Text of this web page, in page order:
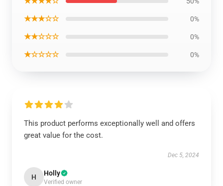
★★★☆☆ 0%
★★☆☆☆ 0%
★☆☆☆☆ 0%
This product performs exceptionally well and offers
great value for the cost.
Dec 5, 2024
H Holly
Verified owner